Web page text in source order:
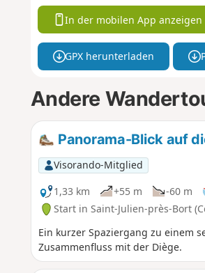
In der mobilen App anzeigen
GPX herunterladen
Andere
Panorama-Blick auf
Visorando-Mitglied
1,33 km
+55 m -60 m
Start in Saint-Julien-près-Bort
Ein kurzer Spaziergang zu einem
Zusammenfluss mit der Diège.